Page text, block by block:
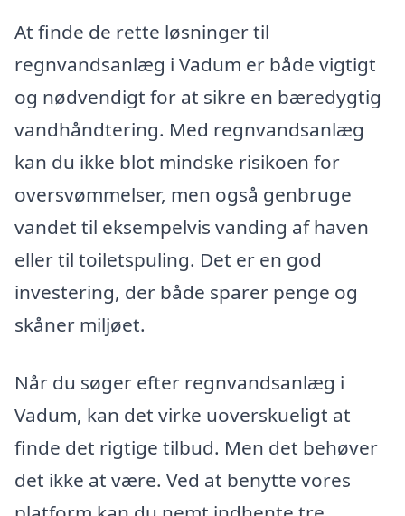
At finde de rette løsninger til
regnvandsanlæg i Vadum er både vigtigt
og nødvendigt for at sikre en bæredygtig
vandhåndtering. Med regnvandsanlæg
kan du ikke blot mindske risikoen for
oversvømmelser, men også genbruge
vandet til eksempelvis vanding af haven
eller til toiletspuling. Det er en god
investering, der både sparer penge og
skåner miljøet.
Når du søger efter regnvandsanlæg i
Vadum, kan det virke uoverskueligt at
finde det rigtige tilbud. Men det behøver
det ikke at være. Ved at benytte vores